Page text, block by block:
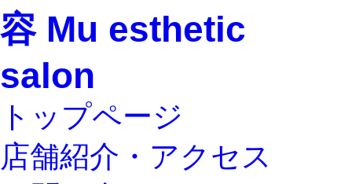
トップページ
店舗紹介・アクセス